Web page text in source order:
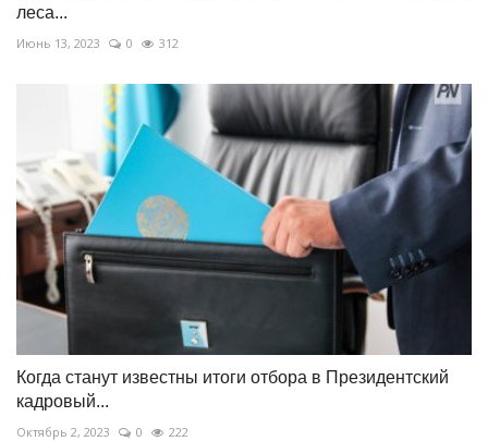
леса...
Июнь 13, 2023 0 312
Когда станут известны итоги отбора в Президентский
кадровый...
Октябрь 2, 2023 0 222